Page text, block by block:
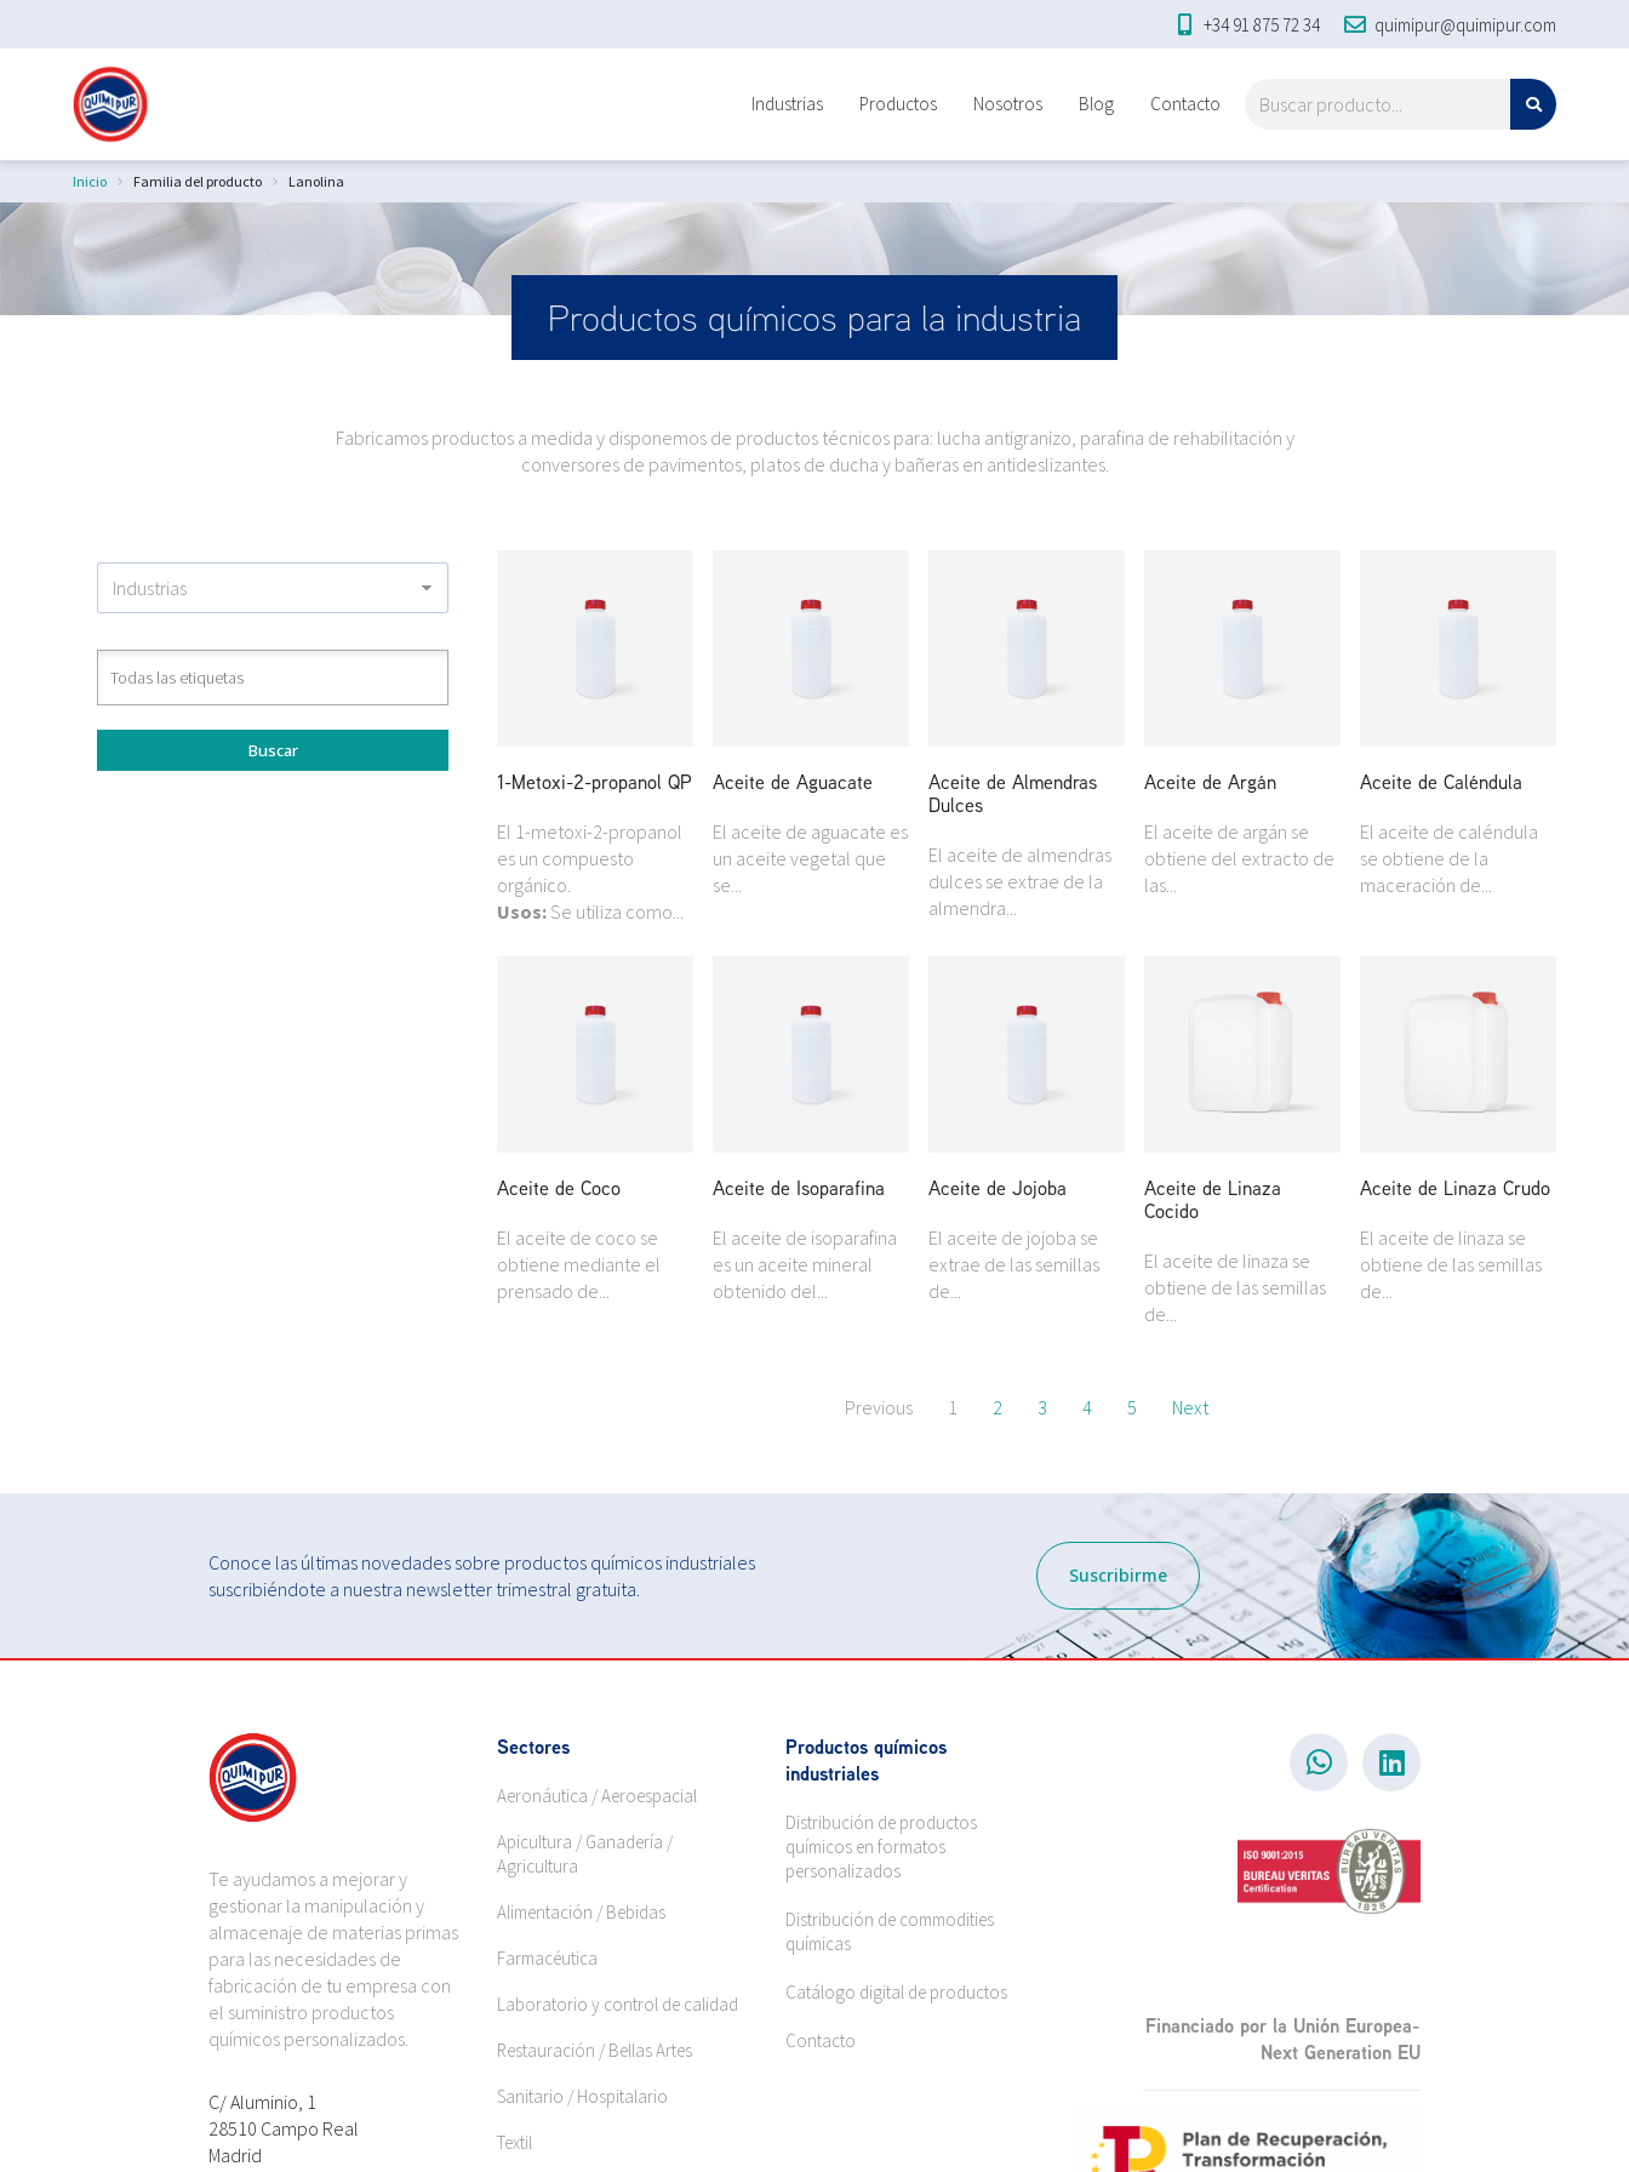
+34 91 875 72 34 quimipur@quimipur.com
Industrias Productos Nosotros Blog Contacto
Estás aquí:
Inicio Familia del producto Lanolina
Productos químicos para la industria
Fabricamos productos a medida y disponemos de productos técnicos para: lucha antigranizo, parafina de rehabilitación y
conversores de pavimentos, platos de ducha y bañeras en antideslizantes.
1-Metoxi-2-propanol QP
El 1-metoxi-2-propanol
es un compuesto
orgánico.
Usos: Se utiliza como...
Aceite de Aguacate
El aceite de aguacate es
un aceite vegetal que
se...
Aceite de Almendras
Dulces
El aceite de almendras
dulces se extrae de la
almendra...
Aceite de Argán
El aceite de argán se
obtiene del extracto de
las...
Aceite de Caléndula
El aceite de caléndula
se obtiene de la
maceración de...
Aceite de Coco
El aceite de coco se
obtiene mediante el
prensado de...
Aceite de Isoparafina
El aceite de isoparafina
es un aceite mineral
obtenido del...
Aceite de Jojoba
El aceite de jojoba se
extrae de las semillas
de...
Aceite de Linaza
Cocido
El aceite de linaza se
obtiene de las semillas
de...
Aceite de Linaza Crudo
El aceite de linaza se
obtiene de las semillas
de...
Previous 1 2 3 4 5 Next
Conoce las últimas novedades sobre productos químicos industriales
suscribiéndote a nuestra newsletter trimestral gratuita.
Suscribirme
Te ayudamos a mejorar y
gestionar la manipulación y
almacenaje de materias primas
para las necesidades de
fabricación de tu empresa con
el suministro productos
químicos personalizados.
C/ Aluminio, 1
28510 Campo Real
Madrid
Sectores
Aeronáutica / Aeroespacial
Apicultura / Ganadería /
Agricultura
Alimentación / Bebidas
Farmacéutica
Laboratorio y control de calidad
Restauración / Bellas Artes
Sanitario / Hospitalario
Textil
Productos químicos
industriales
Distribución de productos
químicos en formatos
personalizados
Distribución de commodities
químicas
Catálogo digital de productos
Contacto
Financiado por la Unión Europea-
Next Generation EU